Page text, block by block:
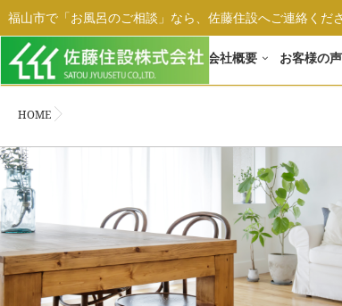
福山市で「お風呂のご相談」なら、佐藤住設へご連絡くだ
ホーム 会社概要 お客様の声
HOME